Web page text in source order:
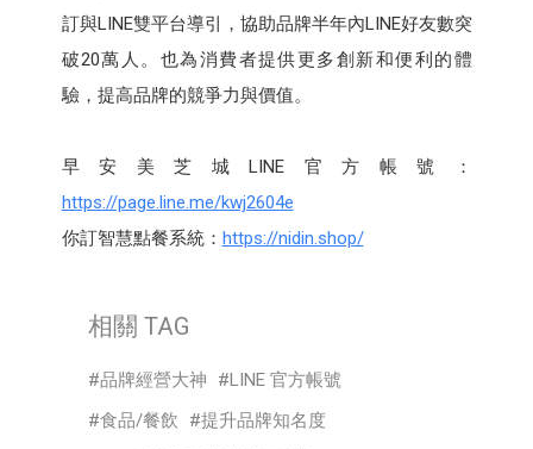
訂與LINE雙平台導引，協助品牌半年內LINE好友數突
破20萬人。也為消費者提供更多創新和便利的體
驗，提高品牌的競爭力與價值。
早安美芝城LINE官方帳號：
https://page.line.me/kwj2604e
你訂智慧點餐系統： https://nidin.shop/
相關 TAG
品牌經營大神
LINE 官方帳號
食品/餐飲
提升品牌知名度